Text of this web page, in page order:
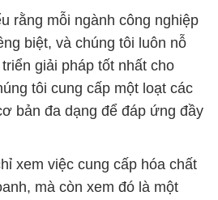
rằng mỗi ngành công nghiệp
biệt, và chúng tôi luôn nỗ
giải pháp tốt nhất cho
tôi cung cấp một loạt các
bản đa dạng để đáp ứng đầy
xem việc cung cấp hóa chất
mà còn xem đó là một